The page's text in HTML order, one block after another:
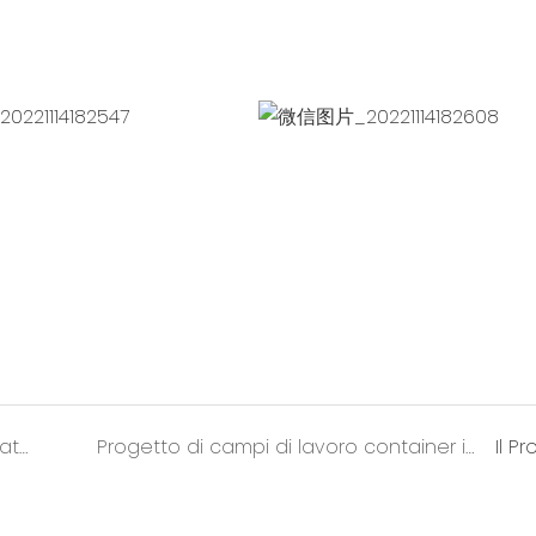
Progetto dei campi dell'esercito prefabbricato in Kirghizistan Progetto di campi di lavoro container in Arabia Saudita Il